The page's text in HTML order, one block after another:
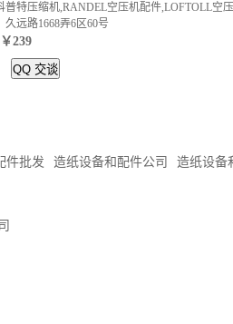
普特压缩机,RANDEL空压机配件,LOFTOLL空
久远路1668弄6区60号
239
QQ 交谈
件批发 造纸设备和配件公司 造纸设备